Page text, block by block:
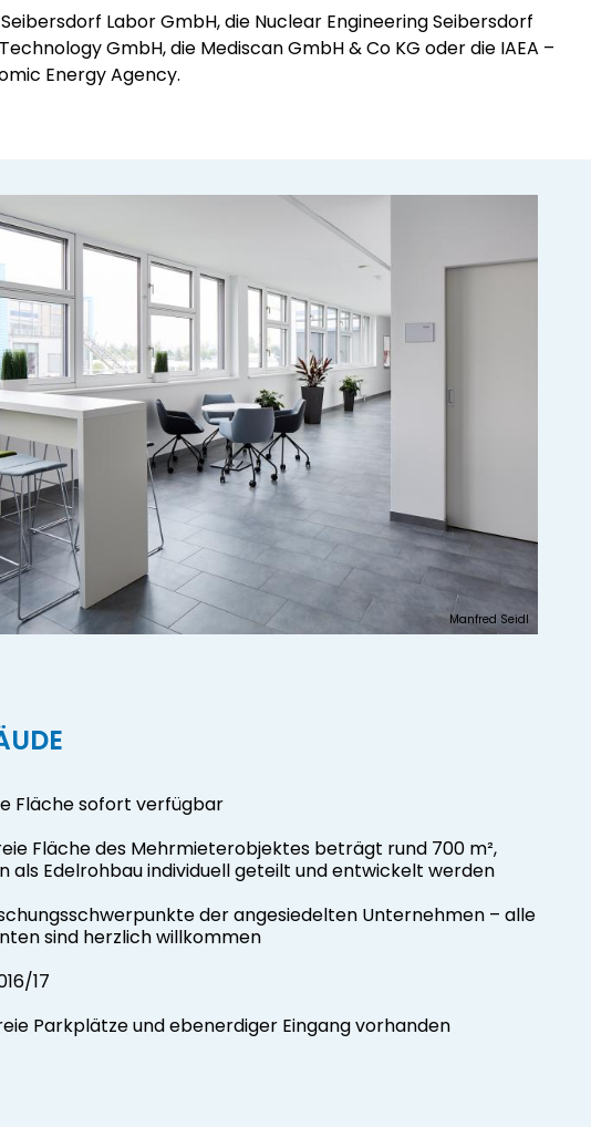
Energy Agency.
Manfred Seidl
Fläche sofort verfügbar
Fläche des Mehrmieterobjektes beträgt rund 700 m²,
als Edelrohbau individuell geteilt und entwickelt werden
der angesiedelten Unternehmen – alle
sind herzlich willkommen
17
Parkplätze und ebenerdiger Eingang vorhanden